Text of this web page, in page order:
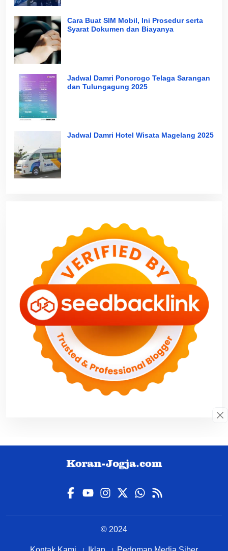
Cara Buat SIM Mobil, Ini Prosedur serta
Syarat Dokumen dan Biayanya
Jadwal Damri Ponorogo Telaga Sarangan
dan Tulungagung 2025
Jadwal Damri Hotel Wisata Magelang 2025
© 2024